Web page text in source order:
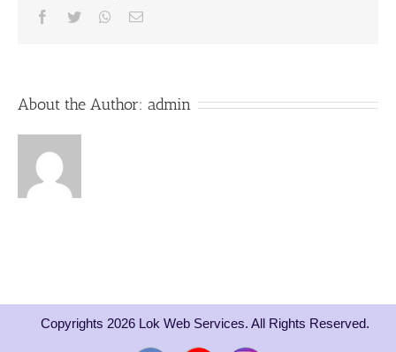
Kali
Facebook
Twitter Whatsapp
Email
About the Author: admin
Copyrights 2026 Lok Web Services. All Rights Reserved.